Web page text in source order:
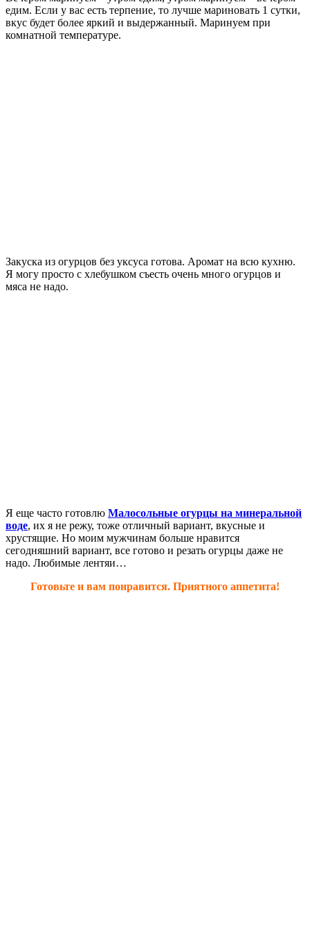
едим. Если у вас есть терпение, то лучше мариновать 1 сутки,
вкус будет более яркий и выдержанный. Маринуем при
комнатной температуре.
Закуска из огурцов без уксуса готова. Аромат на всю кухню.
Я могу просто с хлебушком съесть очень много огурцов и
мяса не надо.
Я еще часто готовлю Малосольные огурцы на минеральной
воде, их я не режу, тоже отличный вариант, вкусные и
хрустящие. Но моим мужчинам больше нравится
сегодняшний вариант, все готово и резать огурцы даже не
надо. Любимые лентяи…
Готовьте и вам понравится. Приятного аппетита!